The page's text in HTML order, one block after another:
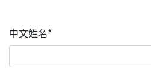
中文姓名*